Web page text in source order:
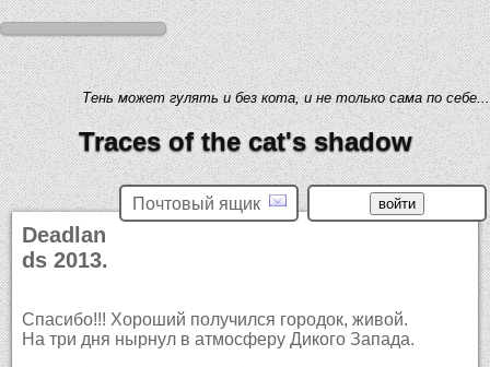
Тень может гулять и без кота, и не только сама по себе...
Traces of the cat's shadow
Почтовый ящик
Deadlan
ds 2013.
Спасибо!!! Хороший получился городок, живой.
На три дня нырнул в атмосферу Дикого Запада.